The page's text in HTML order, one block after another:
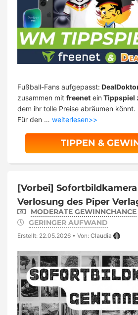
Fußball-Fans aufgepasst:
zusammen mit freenet ein Tippspiel
dem ihr tolle Preise abräumen könnt.
Für den … weiterlesen>>
TIPPEN &
[Vorbei]
Verlosung des Piper
MODERATE GEWINNCHANCE
GERINGER AUFWAND
Erstellt: 22.05.2026 • Von: Claudia